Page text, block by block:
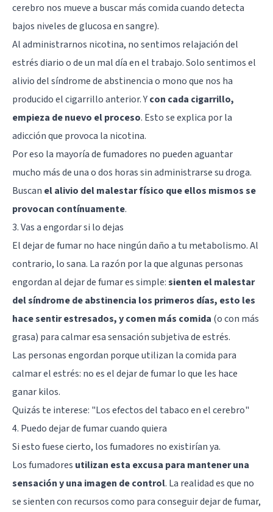
cerebro nos mueve a buscar más comida cuando detecta
bajos niveles de glucosa en sangre).
Al administrarnos nicotina, no sentimos relajación del
estrés diario o de un mal día en el trabajo. Solo sentimos el
alivio del síndrome de abstinencia o mono que nos ha
producido el cigarrillo anterior. Ycon cada cigarrillo,
empieza de nuevo el proceso. Esto se explica por la
adicción que provoca la nicotina.
Por eso la mayoría de fumadores no pueden aguantar
mucho más de una o dos horas sin administrarse su droga.
Buscan el alivio del malestar físico que ellos mismos se
provocan contínuamente.
3. Vas a engordar si lo dejas
El dejar de fumar no hace ningún daño a tu metabolismo. Al
contrario, lo sana. La razón por la que algunas personas
engordan al dejar de fumar es simple:sienten el malestar
del síndrome de abstinencia los primeros días, esto les
hace sentir estresados, y comen más comida (o con más
grasa) para calmar esa sensación subjetiva de estrés.
Las personas engordan porque utilizan la comida para
calmar el estrés: no es el dejar de fumar lo que les hace
ganar kilos.
Quizás te interese: "Los efectos del tabaco en el cerebro"
4. Puedo dejar de fumar cuando quiera
Si esto fuese cierto, los fumadores no existirían ya.
Los fumadores utilizan esta excusa para mantener una
sensación y una imagen de control. La realidad es que no
se sienten con recursos como para conseguir dejar de fumar,